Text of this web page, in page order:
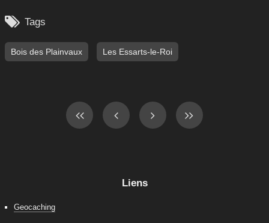
 Tags
Bois des Plainvaux Les Essarts-le-Roi
Liens
Geocaching